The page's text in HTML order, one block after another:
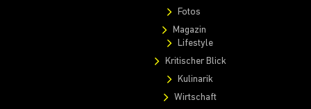
Fotos
Magazin
Lifestyle
Kritischer Blick
Kulinarik
Wirtschaft